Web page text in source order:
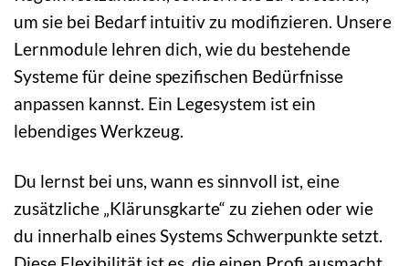
um sie bei Bedarf intuitiv zu modifizieren. Unsere
Lernmodule lehren dich, wie du bestehende
Systeme für deine spezifischen Bedürfnisse
anpassen kannst. Ein Legesystem ist ein
lebendiges Werkzeug.
Du lernst bei uns, wann es sinnvoll ist, eine
zusätzliche „Klärunsgkarte“ zu ziehen oder wie
du innerhalb eines Systems Schwerpunkte setzt.